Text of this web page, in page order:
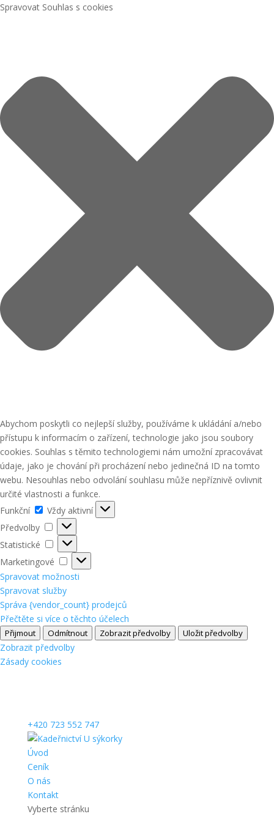
Spravovat Souhlas s cookies
Abychom poskytli co nejlepší služby, používáme k ukládání a/nebo
přístupu k informacím o zařízení, technologie jako jsou soubory
cookies. Souhlas s těmito technologiemi nám umožní zpracovávat
údaje, jako je chování při procházení nebo jedinečná ID na tomto
webu. Nesouhlas nebo odvolání souhlasu může nepříznivě ovlivnit
určité vlastnosti a funkce.
Funkční
Funkční
Vždy aktivní
Předvolby
Předvolby
Statistické
Statistické
Marketingové
Marketingové
Spravovat možnosti
Spravovat služby
Správa {vendor_count} prodejců
Přečtěte si více o těchto účelech
Přijmout Odmítnout Zobrazit předvolby Uložit předvolby
Zobrazit předvolby
Zásady cookies
+420 723 552 747
Úvod
Ceník
O nás
Kontakt
Vyberte stránku